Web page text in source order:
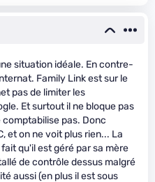
situation idéale. En contre-
Family Link est sur le
pas de limiter les
Et surtout il ne bloque pas
comptabilise pas. Donc
et on ne voit plus rien... La
qu'il est géré par sa mère
de contrôle dessus malgré
aussi (en plus il est sous